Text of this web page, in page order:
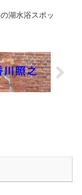
湖水浴スポッ